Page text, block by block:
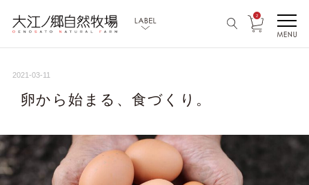
2
2021-03-11
卵から始まる、食づくり。